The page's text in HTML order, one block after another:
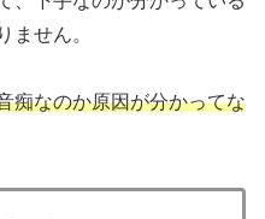
ません。
痴なのか原因が分かってな